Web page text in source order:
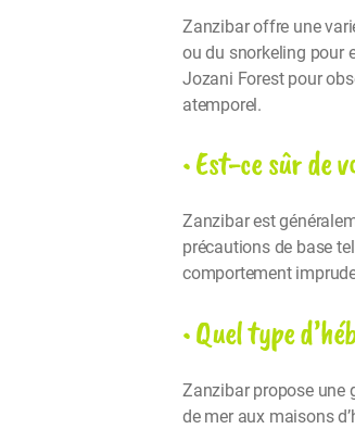
Zanzibar offre une
ou du snorkeling pour
Jozani Forest pour
atemporel.
• Est-ce sûr de
Zanzibar est
précautions de base
comportement
• Quel type
Zanzibar propose une
de mer aux maisons